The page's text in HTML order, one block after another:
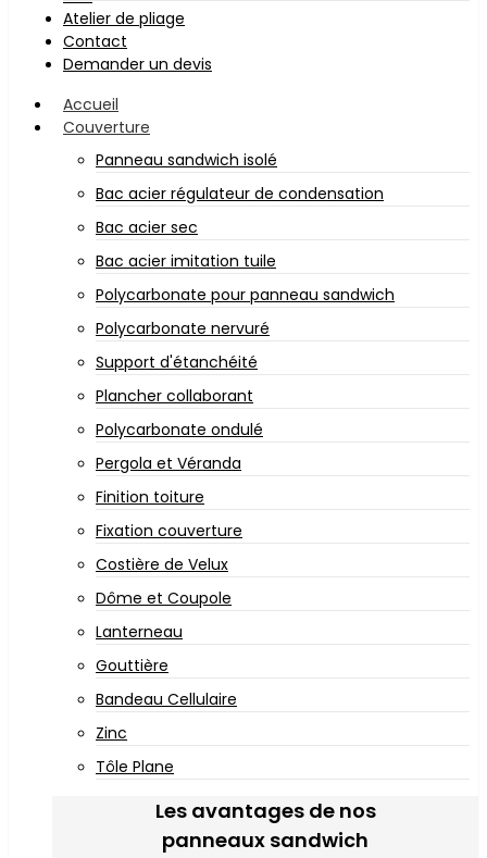
Atelier de pliage
Contact
Demander un devis
Accueil
Couverture
Panneau sandwich isolé
Bac acier régulateur de condensation
Bac acier sec
Bac acier imitation tuile
Polycarbonate pour panneau sandwich
Polycarbonate nervuré
Support d'étanchéité
Plancher collaborant
Polycarbonate ondulé
Pergola et Véranda
Finition toiture
Fixation couverture
Costière de Velux
Dôme et Coupole
Lanterneau
Gouttière
Bandeau Cellulaire
Zinc
Tôle Plane
Les avantages de nos
panneaux sandwich